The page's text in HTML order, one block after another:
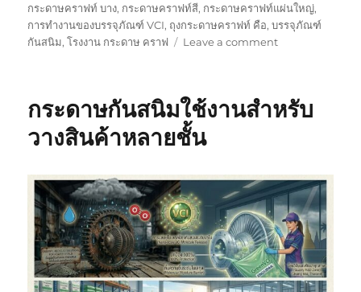
กระดาษคราฟท์ บาง, กระดาษคราฟท์สี, กระดาษคราฟท์แผ่นใหญ่,
การทำงานของบรรจุภัณฑ์ VCI, ถุงกระดาษคราฟท์ คือ,บรรจุภัณฑ์
กันสนิม,โรงงาน กระดาษ คราฟ Leave a commenton
ช่วย
ลด
ต้นทุน
ใน
การ
จัด
ส่ง/
เก็บ
กระดาษกันสนิมใช้งานสำหรับ
วางสินค้าหลายชั้น